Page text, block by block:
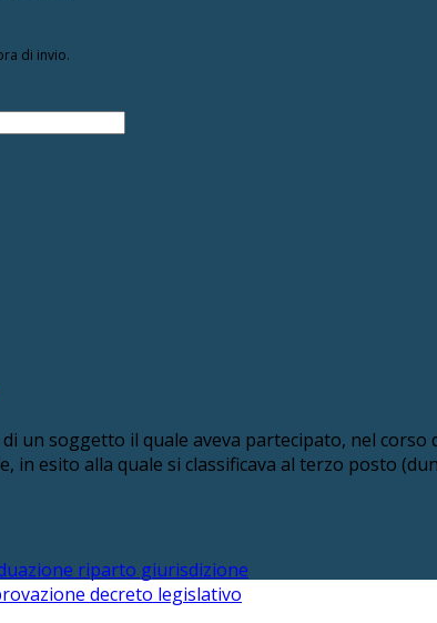
di invio.
un soggetto il quale aveva partecipato, nel corso
esito alla quale si classificava al terzo posto
riparto giurisdizione
decreto legislativo